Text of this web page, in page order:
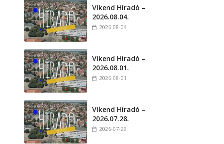
Víkend Híradó –
2026.08.04.
2026-08-04
Víkend Híradó –
2026.08.01.
2026-08-01
Víkend Híradó –
2026.07.28.
2026-07-29